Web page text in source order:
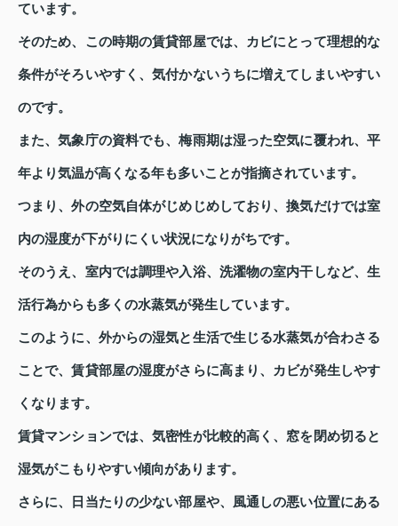
ています。
そのため、この時期の賃貸部屋では、カビにとって理想的な
条件がそろいやすく、気付かないうちに増えてしまいやすい
のです。
また、気象庁の資料でも、梅雨期は湿った空気に覆われ、平
年より気温が高くなる年も多いことが指摘されています。
つまり、外の空気自体がじめじめしており、換気だけでは室
内の湿度が下がりにくい状況になりがちです。
そのうえ、室内では調理や入浴、洗濯物の室内干しなど、生
活行為からも多くの水蒸気が発生しています。
このように、外からの湿気と生活で生じる水蒸気が合わさる
ことで、賃貸部屋の湿度がさらに高まり、カビが発生しやす
くなります。
賃貸マンションでは、気密性が比較的高く、窓を閉め切ると
湿気がこもりやすい傾向があります。
さらに、日当たりの少ない部屋や、風通しの悪い位置にある